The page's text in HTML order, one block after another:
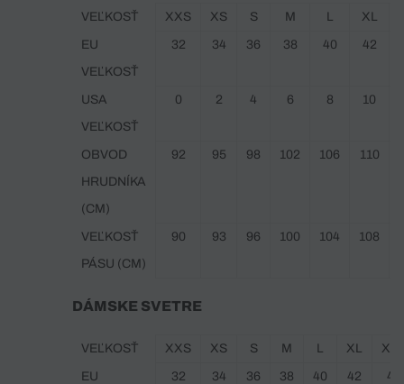
VEĽKOSŤ XXS XS S M L XL
EU
VEĽKOSŤ
32 34 36 38 40 42
USA
VEĽKOSŤ
0 2 4 6 8 10
OBVOD
HRUDNÍKA
(CM)
92 95 98 102 106 110
VEĽKOSŤ
PÁSU (CM)
90 93 96 100 104 108
DÁMSKE SVETRE
VEĽKOSŤ XXS XS S M L XL
EU
32 34 36 38 40 42 44